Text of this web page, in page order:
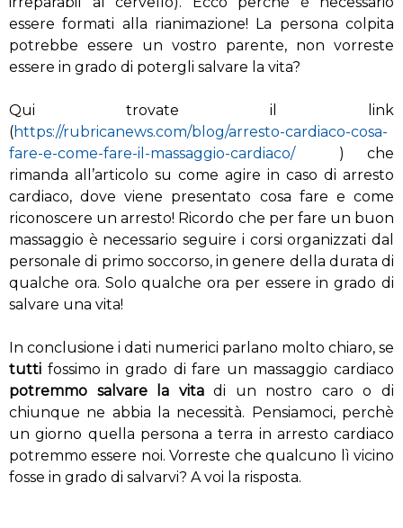
essere formati alla rianimazione! La persona colpita
potrebbe essere un vostro parente, non vorreste
essere in grado di potergli salvare la vita?
Qui trovate il link
(https://rubricanews.com/blog/arresto-cardiaco-cosa-
fare-e-come-fare-il-massaggio-cardiaco/) che
rimanda all’articolo su come agire in caso di arresto
cardiaco, dove viene presentato cosa fare e come
riconoscere un arresto! Ricordo che per fare un buon
massaggio è necessario seguire i corsi organizzati dal
personale di primo soccorso, in genere della durata di
qualche ora. Solo qualche ora per essere in grado di
salvare una vita!
In conclusione i dati numerici parlano molto chiaro, se
tutti fossimo in grado di fare un massaggio cardiaco
potremmo salvare la vitadi un nostro caro o di
chiunque ne abbia la necessità. Pensiamoci, perchè
un giorno quella persona a terra in arresto cardiaco
potremmo essere noi. Vorreste che qualcuno lì vicino
fosse in grado di salvarvi? A voi la risposta.